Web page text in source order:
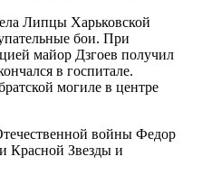
Липцы Харьковской
бои. При
майор Дзгоев получил
в госпитале.
могиле в центре
войны Федор
Красной Звезды и